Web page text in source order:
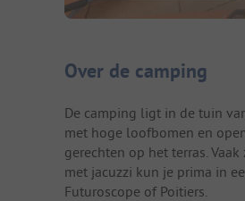
Camping
Over de camping
De camping ligt in de tuin
met hoge loofbomen en
gerechten op het terras.
met jacuzzi kun je prima in
Futuroscope of Poitiers.